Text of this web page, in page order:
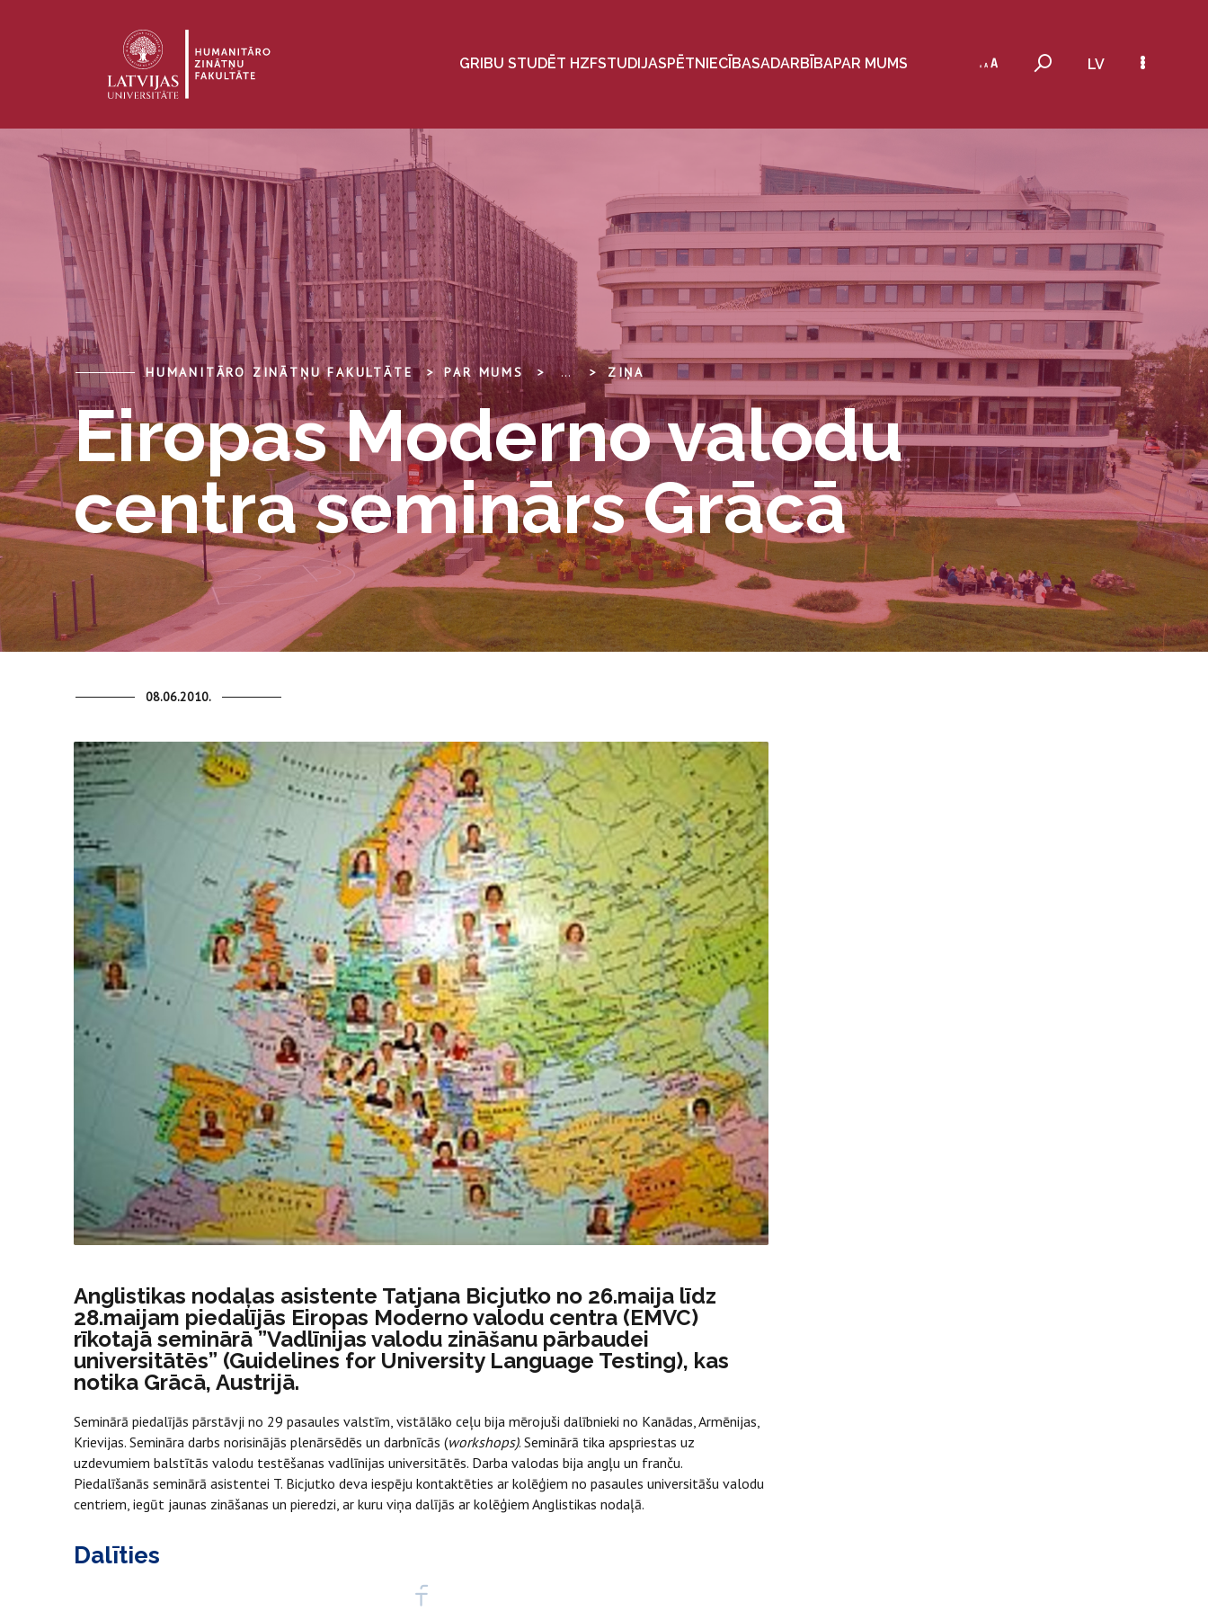
GRIBU STUDĒT HZFSTUDIJASPĒTNIECĪBASADARBĪBAPAR MUMS LV
HUMANITĀRO ZINĀTŅU FAKULTĀTE PAR MUMS ... ZIŅA
Eiropas Moderno valodu
centra seminārs Grācā
08.06.2010.
Anglistikas nodaļas asistente Tatjana Bicjutko no 26.maija līdz
28.maijam piedalījās Eiropas Moderno valodu centra (EMVC)
rīkotajā seminārā ”Vadlīnijas valodu zināšanu pārbaudei
universitātēs” (Guidelines for University Language Testing), kas
notika Grācā, Austrijā.
Seminārā piedalījās pārstāvji no 29 pasaules valstīm, vistālāko ceļu bija mērojuši dalībnieki no Kanādas, Armēnijas,
Krievijas. Semināra darbs norisinājās plenārsēdēs un darbnīcās (workshops). Seminārā tika apspriestas uz
uzdevumiem balstītās valodu testēšanas vadlīnijas universitātēs. Darba valodas bija angļu un franču.
Piedalīšanās seminārā asistentei T. Bicjutko deva iespēju kontaktēties ar kolēģiem no pasaules universitāšu valodu
centriem, iegūt jaunas zināšanas un pieredzi, ar kuru viņa dalījās ar kolēģiem Anglistikas nodaļā.
Dalīties